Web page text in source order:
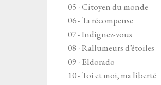
05 - Citoyen du monde
06 - Ta récompense
07 - Indignez-vous
08 - Rallumeurs d’étoiles
09 - Eldorado
10 - Toi et moi, ma liberté